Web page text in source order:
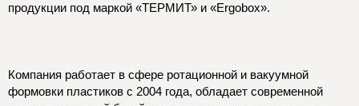
продукции под маркой «ТЕРМИТ» и «Ergobox».
Компания работает в сфере ротационной и вакуумной
формовки пластиков с 2004 года, обладает современной